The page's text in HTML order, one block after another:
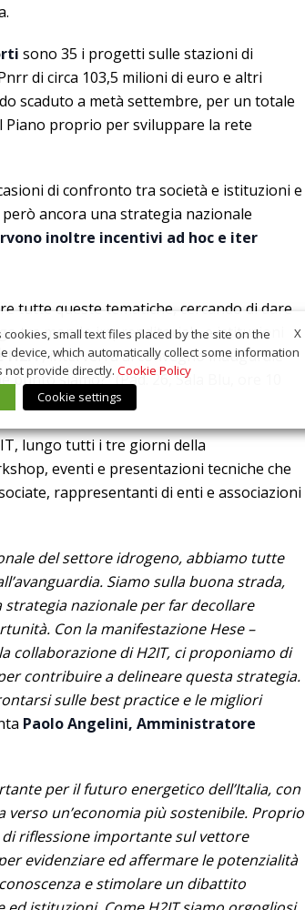
sono 35 i progetti sulle stazioni di
di circa 103,5 milioni di euro e altri
scaduto a metà settembre, per un totale
Piano proprio per sviluppare la rete
di confronto tra società e istituzioni e
ancora una strategia nazionale
inoltre incentivi ad hoc e iter
tutte queste tematiche, cercando di dare
tra mondo imprenditoriale e istituzioni
H2IT, interverrà al convegno inaugurale
siamo?” (Pad. 26, Sala Blu, ore 10
lungo tutti i tre giorni della
eventi e presentazioni tecniche che
rappresentanti di enti e associazioni
del settore idrogeno, abbiamo tutte
Siamo sulla buona strada,
nazionale per far decollare
Con la manifestazione Hese –
collaborazione di H2IT, ci proponiamo di
contribuire a delineare questa strategia.
sulle best practice e le migliori
Paolo Angelini, Amministratore
per il futuro energetico dell’Italia, con
un’economia più sostenibile. Proprio
riflessione importante sul vettore
evidenziare ed affermare le potenzialità
e stimolare un dibattito
X
cookies, small text files placed by the site on the
device, which automatically collect some information
provide directly. Cookie Policy
Cookie settings